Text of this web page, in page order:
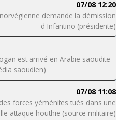
07/08 12:20
demande la démission
d'Infantino (présidente)
est arrivé en Arabie saoudite
saoudien)
07/08 11:08
forces yéménites tués dans une
attaque houthie (source militaire)